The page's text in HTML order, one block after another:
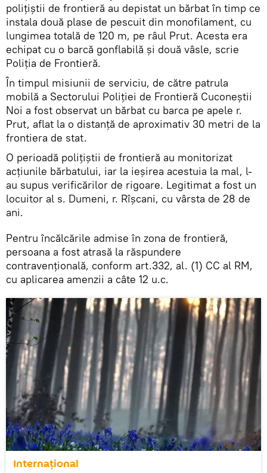
polițiștii de frontieră au depistat un bărbat în timp ce
instala două plase de pescuit din monofilament, cu
lungimea totală de 120 m, pe râul Prut. Acesta era
echipat cu o barcă gonflabilă și două vâsle, scrie
Poliția de Frontieră.
În timpul misiunii de serviciu, de către patrula
mobilă a Sectorului Poliției de Frontieră Cuconeștii
Noi a fost observat un bărbat cu barca pe apele r.
Prut, aflat la o distanță de aproximativ 30 metri de la
frontiera de stat.
O perioadă polițiștii de frontieră au monitorizat
acțiunile bărbatului, iar la ieșirea acestuia la mal, l-
au supus verificărilor de rigoare. Legitimat a fost un
locuitor al s. Dumeni, r. Rîșcani, cu vârsta de 28 de
ani.
Pentru încălcările admise în zona de frontieră,
persoana a fost atrasă la răspundere
contravențională, conform art.332, al. (1) CC al RM,
cu aplicarea amenzii a câte 12 u.c.
Internațional